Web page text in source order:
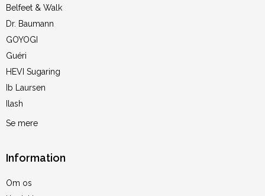
Belfeet & Walk
Dr. Baumann
GOYOGI
Guéri
HEVI Sugaring
Ib Laursen
Ilash
Se mere
Information
Om os